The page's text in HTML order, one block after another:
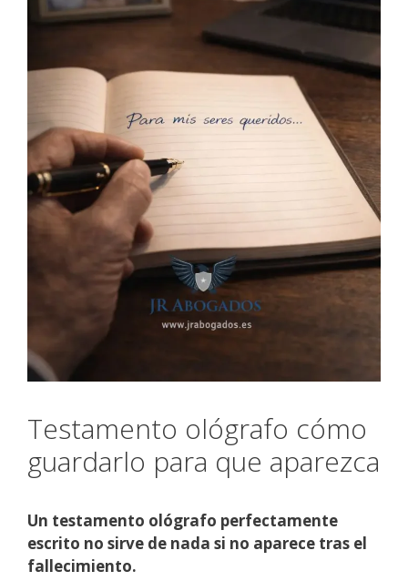
Testamento ológrafo cómo
guardarlo para que aparezca
Un testamento ológrafo perfectamente
escrito no sirve de nada si no aparece tras el
fallecimiento.